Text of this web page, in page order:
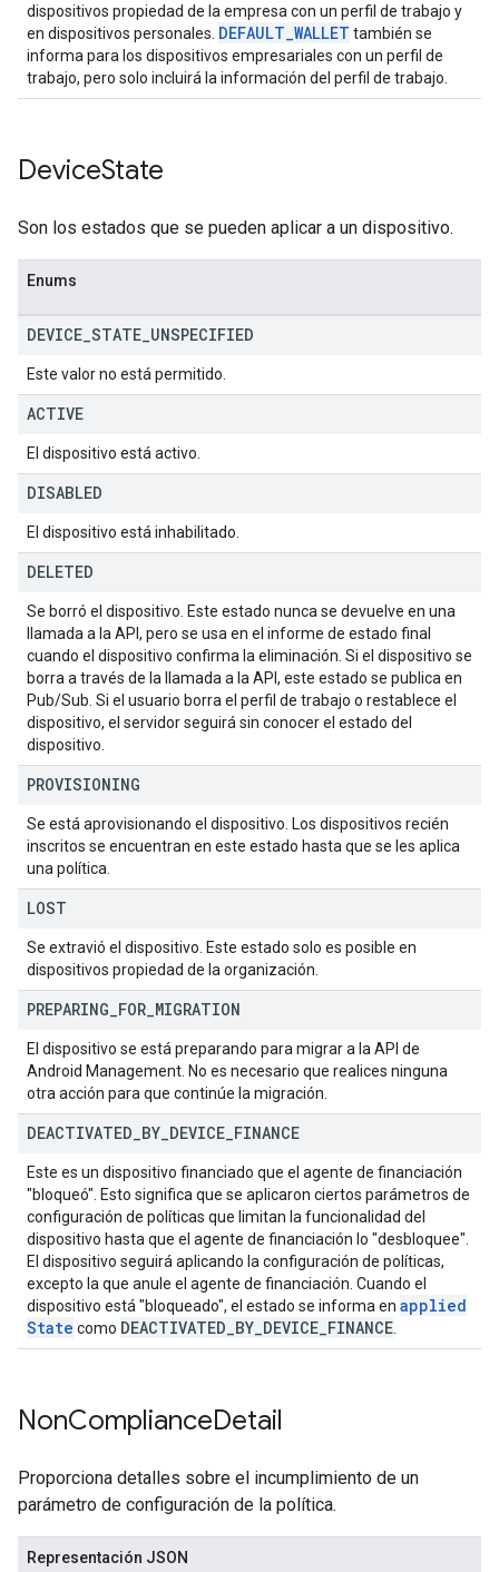
dispositivos propiedad de la empresa con un perfil de trabajo y
en dispositivos personales. DEFAULT_WALLET también se
informa para los dispositivos empresariales con un perfil de
trabajo, pero solo incluirá la información del perfil de trabajo.
DeviceState
Son los estados que se pueden aplicar a un dispositivo.
Enums
DEVICE STATE UNSPECIFIED
Este valor no está permitido.
ACTIVE
El dispositivo está activo.
DISABLED
El dispositivo está inhabilitado.
DELETED
Se borró el dispositivo. Este estado nunca se devuelve en una
llamada a la API, pero se usa en el informe de estado final
cuando el dispositivo confirma la eliminación. Si el dispositivo se
borra a través de la llamada a la API, este estado se publica en
Pub/Sub. Si el usuario borra el perfil de trabajo o restablece el
dispositivo, el servidor seguirá sin conocer el estado del
dispositivo.
PROVISIONING
Se está aprovisionando el dispositivo. Los dispositivos recién
inscritos se encuentran en este estado hasta que se les aplica
una política.
LOST
Se extravió el dispositivo. Este estado solo es posible en
dispositivos propiedad de la organización.
PREPARING FOR MIGRATION
El dispositivo se está preparando para migrar a la API de
Android Management. No es necesario que realices ninguna
otra acción para que continúe la migración.
DEACTIVATED BY DEVICE FINANCE
Este es un dispositivo financiado que el agente de financiación
"bloqueó". Esto significa que se aplicaron ciertos parámetros de
configuración de políticas que limitan la funcionalidad del
dispositivo hasta que el agente de financiación lo "desbloquee".
El dispositivo seguirá aplicando la configuración de políticas,
excepto la que anule el agente de financiación. Cuando el
dispositivo está "bloqueado", el estado se informa en applied
State como DEACTIVATED BY DEVICE FINANCE
NonComplianceDetail
Proporciona detalles sobre el incumplimiento de un
parámetro de configuración de la política.
Representación JSON